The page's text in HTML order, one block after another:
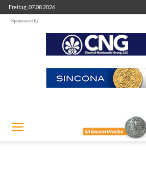
Freitag, 07.08.2026
Sponsored by